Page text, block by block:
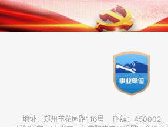
地址：郑州市花园路116号 邮编：450002